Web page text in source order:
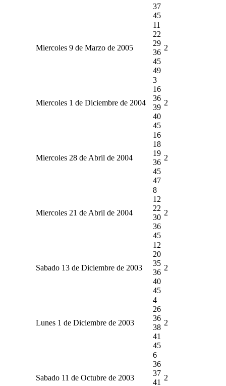
37
45
Miercoles 9 de Marzo de 2005
11
22
29
36
45
49
2
Miercoles 1 de Diciembre de 2004
3
16
36
39
40
45
2
Miercoles 28 de Abril de 2004
16
18
19
36
45
47
2
Miercoles 21 de Abril de 2004
8
12
22
30
36
45
2
Sabado 13 de Diciembre de 2003
12
20
35
36
40
45
2
Lunes 1 de Diciembre de 2003
4
26
36
38
41
45
2
Sabado 11 de Octubre de 2003
6
36
37
41
2